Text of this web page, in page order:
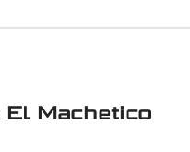
El Machetico